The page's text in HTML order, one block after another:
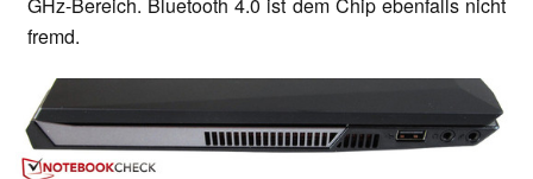
fremd.